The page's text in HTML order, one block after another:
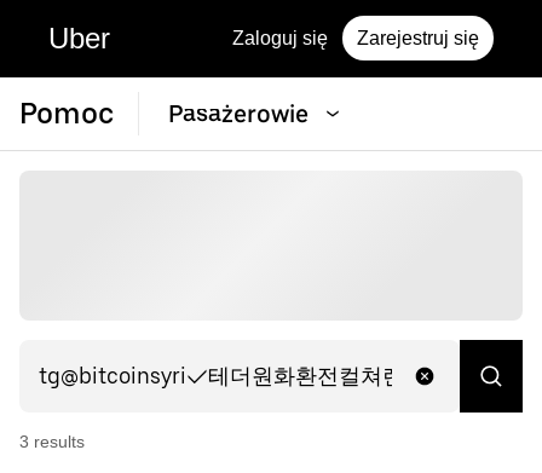
Uber Zaloguj się Zarejestruj się
Pomoc Pasażerowie
3 results